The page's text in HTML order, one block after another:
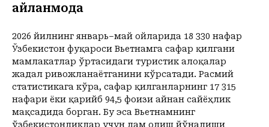
Спорт
Жамият
Иқтисод
ХОРИЖ
Иқтисод
Сиёсат
ЎЗГАЧА РАКУРС
МЕҲНАТ ҲУҚУҚИ
ҲОДИСА
ИНТЕРВЬЮ
Telefon raqamingizni kiritng
Tasdiqlash kodini SMS orqali yuboramiz
Chiqish
+27 C
Hozir
+27C
10:00
+29C
11:00
+31C
12:00
+33 C
13:00
+34C
14:00
+35C
15:00
+35C
16:00
+35 C
17:00
+35
айланмоқда
2026 йилнинг январь–май ойларида 18 330 нафар
Ўзбекистон фуқароси Вьетнамга сафар қилгани
мамлакатлар ўртасидаги туристик алоқалар
жадал ривожланаётганини кўрсатади. Расмий
статистикага кўра, сафар қилганларнинг 17 315
нафари ёки қарийб 94,5 фоизи айнан сайёҳлик
мақсадида борган. Бу эса Вьетнамнинг
ўзбекистонликлар учун дам олиш йўналиши